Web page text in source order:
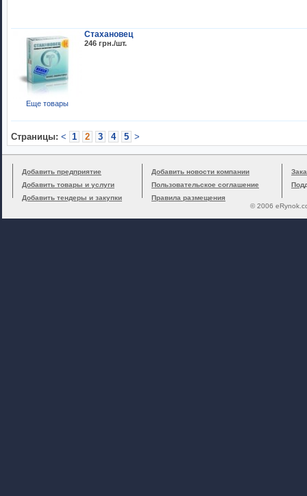
Еще товары
Стахановец
246 грн./шт.
Cтраницы: < 1 2 3 4 5 >
Добавить предприятие
Добавить товары и услуги
Добавить тендеры и закупки
Добавить новости компании
Пользовательское соглашение
Правила размещения
© 2006